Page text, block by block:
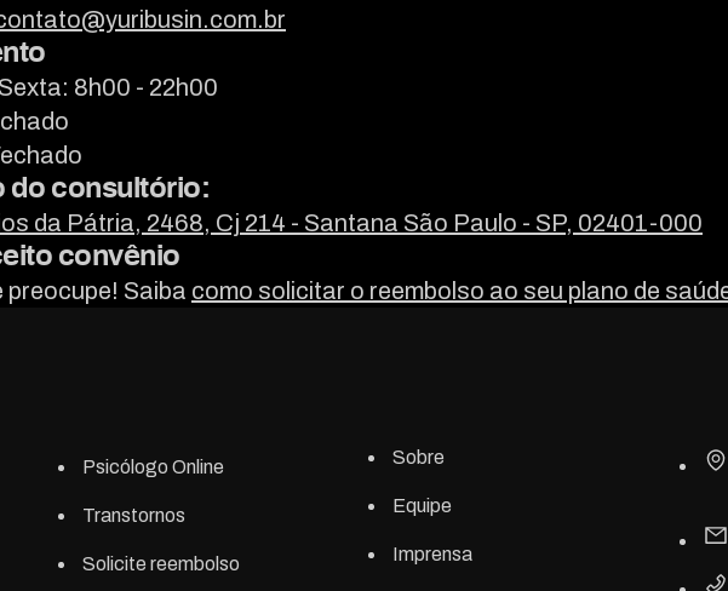
8h00 - 22h00
do consultório:
da Pátria, 2468, Cj 214 - Santana São Paulo - SP, 02401-000
convênio
preocupe! Saiba como solicitar o reembolso ao seu plano de
Psicólogo Online
Transtornos
Solicite reembolso
Sobre
Equipe
Imprensa